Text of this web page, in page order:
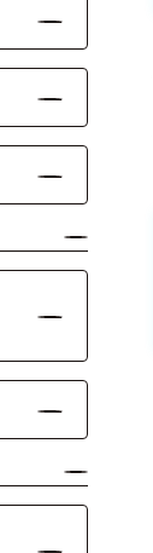
698
件
製
を
表